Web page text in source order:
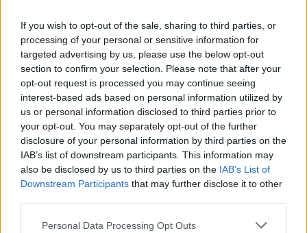
If you wish to opt-out of the sale, sharing to third parties, or
processing of your personal or sensitive information for
targeted advertising by us, please use the below opt-out
section to confirm your selection. Please note that after your
opt-out request is processed you may continue seeing
interest-based ads based on personal information utilized by
us or personal information disclosed to third parties prior to
your opt-out. You may separately opt-out of the further
disclosure of your personal information by third parties on the
IAB’s list of downstream participants. This information may
also be disclosed by us to third parties on the IAB’s List of
Downstream Participants that may further disclose it to other
Please note that this website/app uses one or more Google
Personal Data Processing Opt Outs
Pasik ingben, ötféleképpen